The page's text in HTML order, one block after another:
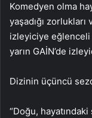
Komedyen olma
yaşadığı zorlukları
izleyiciye
yarın GAİN’de
Dizinin üçüncü
“Doğu,